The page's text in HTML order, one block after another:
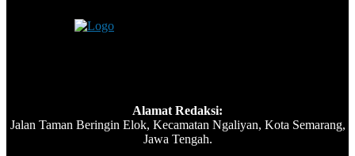
Alamat Redaksi:
Jalan Taman Beringin Elok, Kecamatan Ngaliyan, Kota Semarang,
Jawa Tengah.